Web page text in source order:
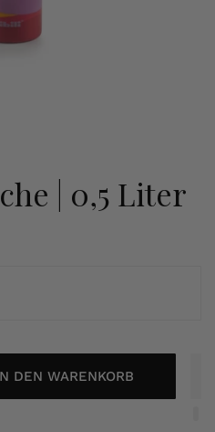
| 0,5 Liter
DEN WARENKORB